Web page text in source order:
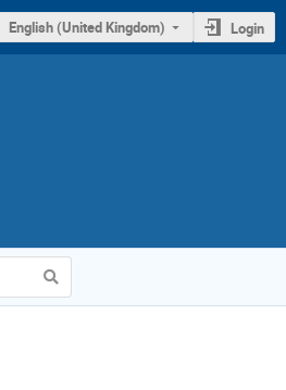
English (United Kingdom) Login